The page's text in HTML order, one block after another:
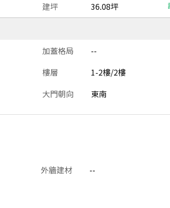
建坪 36.08坪
加蓋格局 --
樓層 1-2樓/2樓
大門朝向 東南
外牆建材 --